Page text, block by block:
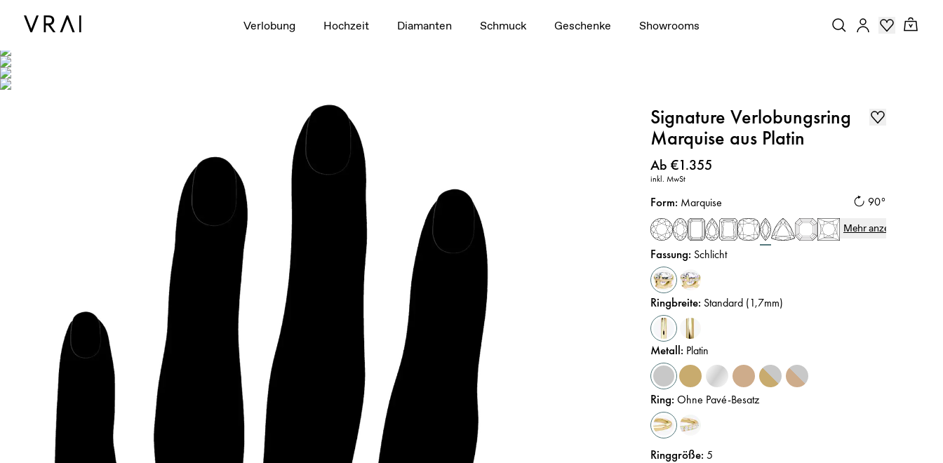
Verlobung Hochzeit Diamanten Schmuck Geschenke Showrooms
Signature Verlobungsring
Marquise aus Platin
Preis:
Ab €1.355
inkl. MwSt
90°
Form: Marquise
Mehr anzeigen
Fassung: Schlicht
Ringbreite: Standard (1,7mm)
Metall: Platin
Ring:Ohne Pavé-Besatz
Ringgröße:5